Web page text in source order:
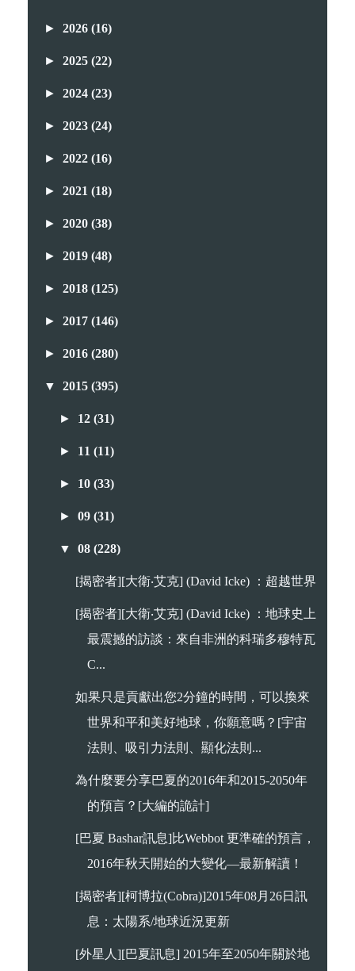
► 2026 (16)
► 2025 (22)
► 2024 (23)
► 2023 (24)
► 2022 (16)
► 2021 (18)
► 2020 (38)
► 2019 (48)
► 2018 (125)
► 2017 (146)
► 2016 (280)
▼ 2015 (395)
► 12(31)
► 11(11)
► 10(33)
►09(31)
▼08(228)
[揭密者][大衛‧艾克] (David Icke) ：超越世界
[揭密者][大衛‧艾克] (David Icke) ：地球史上
最震撼的訪談：來自非洲的科瑞多穆特瓦
C...
如果只是貢獻出您2分鐘的時間，可以換來
世界和平和美好地球，你願意嗎？[宇宙
法則、吸引力法則、顯化法則...
為什麼要分享巴夏的2016年和2015-2050年
的預言？[大編的詭計]
[巴夏 Bashar訊息]比Webbot 更準確的預言，
2016年秋天開始的大變化—最新解讀！
[揭密者][柯博拉(Cobra)]2015年08月26日訊
息：太陽系/地球近況更新
[外星人][巴夏訊息] 2015年至2050年關於地